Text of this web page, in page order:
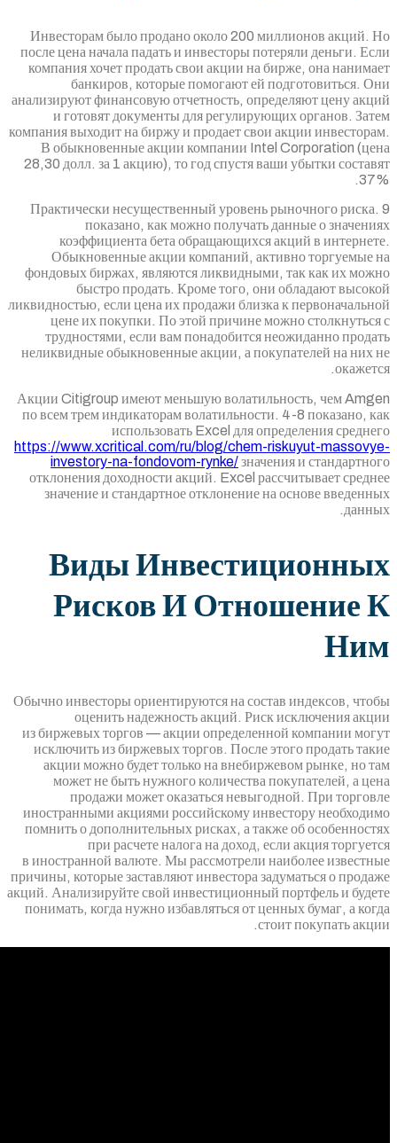
Инвесторам было продано около 200
после цена начала падать и инвесторы
компания хочет продать свои акции на
банкиров, которые помогают ей
анализируют финансовую отчетность,
и готовят документы для
компания выходит на биржу и продает свои
В обыкновенные акции компании Intel
28,30 долл. за 1 акцию), то год спустя ваши
Практически несущественный уровень
показано, как можно получать
коэффициента бета обращающихся
Обыкновенные акции компаний,
фондовых биржах, являются ликвидными,
быстро продать. Кроме того, они
ликвидностью, если цена их продажи близка
цене их покупки. По этой причине
трудностями, если вам понадобится
неликвидные обыкновенные акции, а
Акции Citigroup имеют меньшую
по всем трем индикаторам волатильности.
использовать Excel для
https://www.xcritical.com/ru/blog/chem-
investory-na-fondovom-rynke/
отклонения доходности акций. Excel
значение и стандартное отклонение на
Виды
Рисков И
Обычно инвесторы ориентируются на
оценить надежность акций. Риск
из биржевых торгов — акции
исключить из биржевых торгов. После
акции можно будет только на
может не быть нужного количества
продажи может оказаться
иностранными акциями российскому
помнить о дополнительных рисках, а также
при расчете налога на доход,
в иностранной валюте. Мы рассмотрели
причины, которые заставляют инвестора
акций. Анализируйте свой инвестиционный
понимать, когда нужно избавляться от